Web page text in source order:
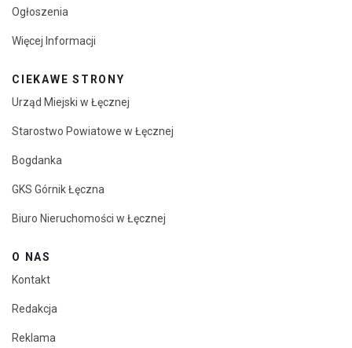
Ogłoszenia
Więcej Informacji
CIEKAWE STRONY
Urząd Miejski w Łęcznej
Starostwo Powiatowe w Łęcznej
Bogdanka
GKS Górnik Łęczna
Biuro Nieruchomości w Łęcznej
O NAS
Kontakt
Redakcja
Reklama